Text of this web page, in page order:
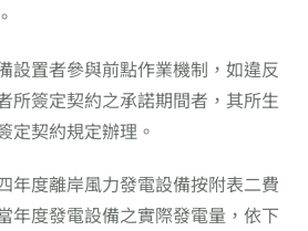
設置者參與前點作業機制，如違反
所簽定契約之承諾期間者，其所生
定契約規定辦理。
年度離岸風力發電設備按附表二費
年度發電設備之實際發電量，依下